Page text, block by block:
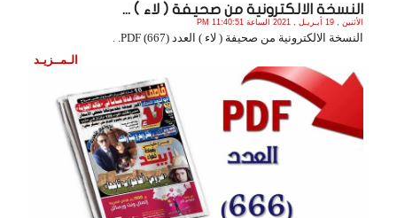
النسخة الالكترونية من صحيفة ( لاء ) ...
الأثنين , 19 أبـريـل , 2021 الساعة 11:40:51 PM
النسخة الالكترونية من صحيفة ( لاء ) العدد (667) PDF. .
الـمــزيـد